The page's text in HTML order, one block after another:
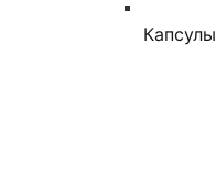
Капсулы